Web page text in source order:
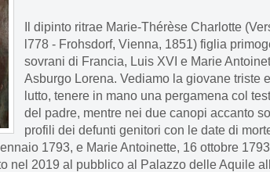
Il dipinto ritrae Marie-Thérèse Charlotte
l778 - Frohsdorf, Vienna, 1851) figlia
sovrani di Francia, Luis XVI e Marie
Asburgo Lorena. Vediamo la giovane triste
lutto, tenere in mano una pergamena col
del padre, mentre nei due canopi accanto
profili dei defunti genitori con le date di
1793, e Marie Antoinette, 16 ottobre
nel 2019 al pubblico al Palazzo delle Aquile